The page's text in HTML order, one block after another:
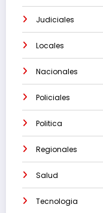
Judiciales
Locales
Nacionales
Policiales
Politica
Regionales
Salud
Tecnologia